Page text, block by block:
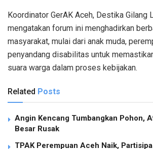
Koordinator GerAK Aceh, Destika Gilang
mengatakan forum ini menghadirkan
masyarakat, mulai dari anak muda,
penyandang disabilitas untuk
suara warga dalam proses kebijakan.
Related Posts
Angin Kencang Tumbangkan Pohon,
Besar Rusak
TPAK Perempuan Aceh Naik,